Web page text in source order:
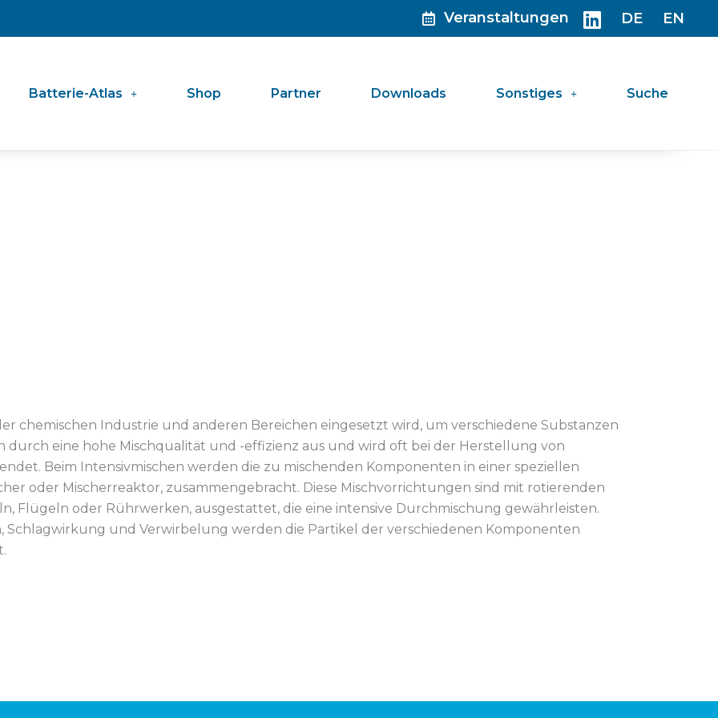
Veranstaltungen DE EN
Batterie-Atlas Shop Partner Downloads Sonstiges Suche
chemischen Industrie und anderen Bereichen eingesetzt wird, um verschiedene Substanzen
durch eine hohe Mischqualität und -effizienz aus und wird oft bei der Herstellung von
Beim Intensivmischen werden die zu mischenden Komponenten in einer speziellen
oder Mischerreaktor, zusammengebracht. Diese Mischvorrichtungen sind mit rotierenden
Flügeln oder Rührwerken, ausgestattet, die eine intensive Durchmischung gewährleisten.
Schlagwirkung und Verwirbelung werden die Partikel der verschiedenen Komponenten